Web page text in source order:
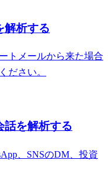
解析する
トメールから来た場合
ださい。
話を解析する
、SNSのDM、投資